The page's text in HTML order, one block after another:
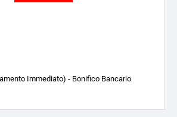
Immediato) - Bonifico Bancario